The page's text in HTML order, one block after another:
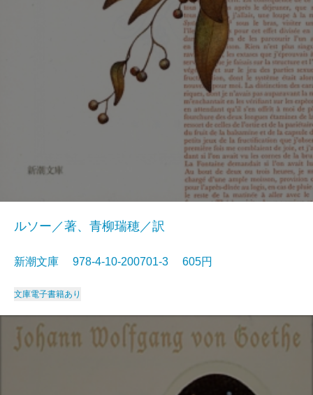
ルソー／著、青柳瑞穂／訳
新潮文庫 978-4-10-200701-3 605円
文庫電子書籍あり